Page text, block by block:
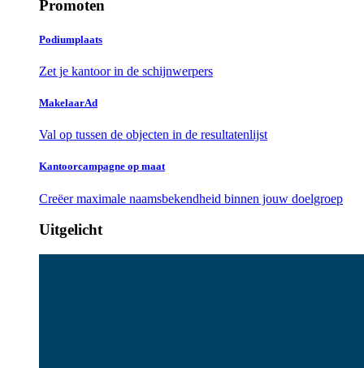
Promoten
Podiumplaats
Zet je kantoor in de schijnwerpers
MakelaarAd
Val op tussen de objecten in de resultatenlijst
Kantoorcampagne op maat
Creëer maximale naamsbekendheid binnen jouw doelgroep
Uitgelicht